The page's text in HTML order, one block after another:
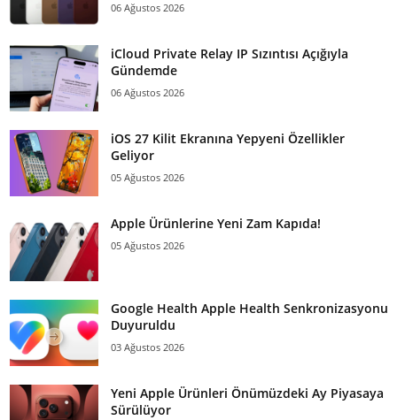
06 Ağustos 2026
iCloud Private Relay IP Sızıntısı Açığıyla
Gündemde
06 Ağustos 2026
iOS 27 Kilit Ekranına Yepyeni Özellikler
Geliyor
05 Ağustos 2026
Apple Ürünlerine Yeni Zam Kapıda!
05 Ağustos 2026
Google Health Apple Health Senkronizasyonu
Duyuruldu
03 Ağustos 2026
Yeni Apple Ürünleri Önümüzdeki Ay Piyasaya
Sürülüyor